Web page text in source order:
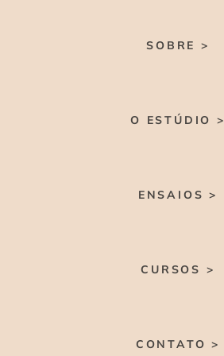
SOBRE >
O ESTÚDIO >
ENSAIOS >
CURSOS >
CONTATO >